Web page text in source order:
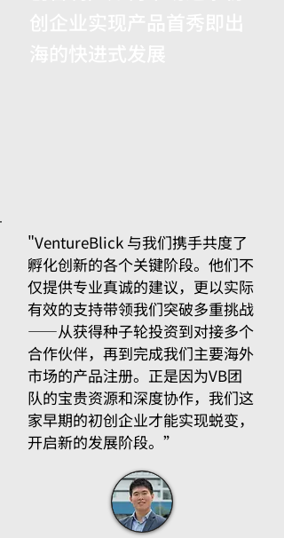
"VentureBlick 与我们携手共度了
孵化创新的各个关键阶段。他们不
仅提供专业真诚的建议，更以实际
有效的支持带领我们突破多重挑战
——从获得种子轮投资到对接多个
合作伙伴，再到完成我们主要海外
市场的产品注册。正是因为VB团
队的宝贵资源和深度协作，我们这
家早期的初创企业才能实现蜕变，
开启新的发展阶段。”